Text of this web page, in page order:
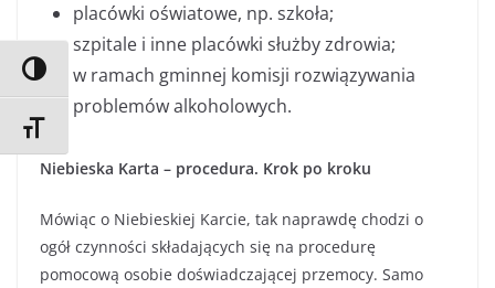
Przełącz wysoki kontrast
Zmień rozmiar czcionek
placówki oświatowe, np. szkoła;
szpitale i inne placówki służby zdrowia;
w ramach gminnej komisji rozwiązywania
problemów alkoholowych.
Niebieska Karta – procedura. Krok po kroku
Mówiąc o Niebieskiej Karcie, tak naprawdę chodzi o
ogół czynności składających się na procedurę
pomocową osobie doświadczającej przemocy. Samo